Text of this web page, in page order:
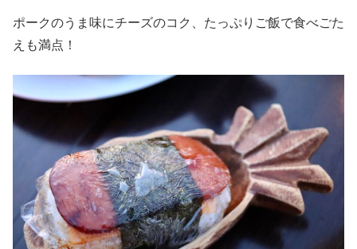
ポークのうま味にチーズのコク、たっぷりご飯で食べごた
えも満点！